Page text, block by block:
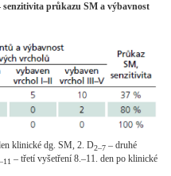
senzitivita průkazu SM a výbavnost
klinické dg. SM, 2. D2–7 – druhé
– třetí vyšetření 8.–11. den po klinické